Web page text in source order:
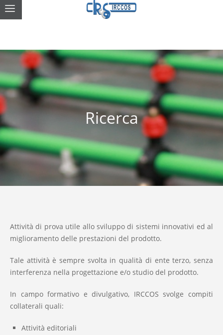
Ricerca
Attività di prova utile allo sviluppo di sistemi innovativi ed al
miglioramento delle prestazioni del prodotto.
Tale attività è sempre svolta in qualità di ente terzo, senza
interferenza nella progettazione e/o studio del prodotto.
In campo formativo e divulgativo, IRCCOS svolge compiti
collaterali quali:
Attività editoriali